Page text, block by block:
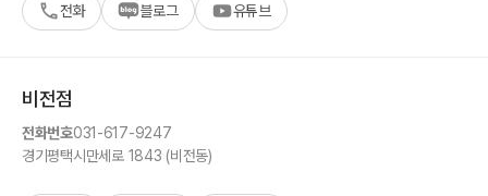
전화 블로그 유튜브
비전점
전화번호031-617-9247
경기평택시 만세로 1843 (비전동)